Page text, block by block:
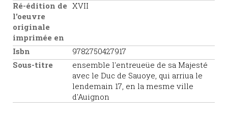
Ré-édition de
l'oeuvre
originale
imprimée en
XVII
Isbn
9782750427917
Sous-titre
ensemble l'entreueüe de sa Majesté
avec le Duc de Sauoye, qui arriua le
lendemain 17, en la mesme ville
d'Auignon